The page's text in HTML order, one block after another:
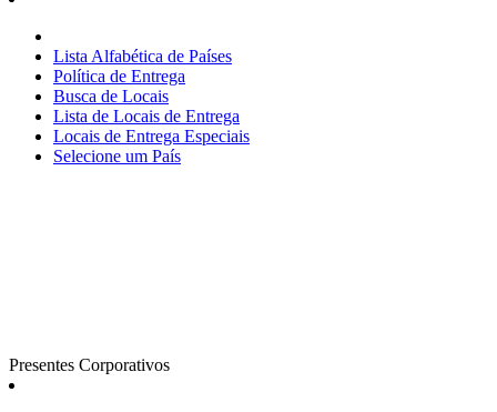
Lista Alfabética de Países
Política de Entrega
Busca de Locais
Lista de Locais de Entrega
Locais de Entrega Especiais
Selecione um País
Presentes Corporativos